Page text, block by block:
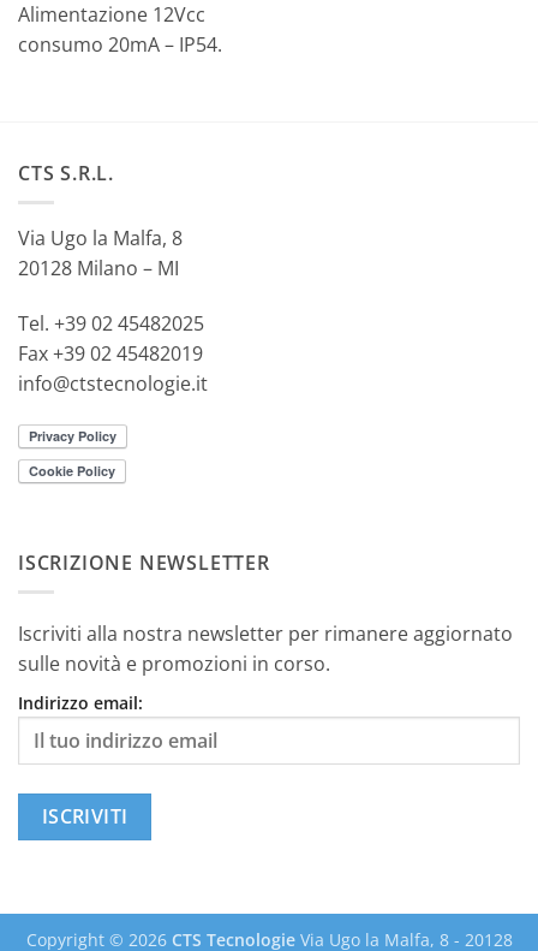
Alimentazione 12Vcc
consumo 20mA – IP54.
CTS S.R.L.
Via Ugo la Malfa, 8
20128 Milano – MI
Tel. +39 02 45482025
Fax +39 02 45482019
info@ctstecnologie.it
ISCRIZIONE NEWSLETTER
Iscriviti alla nostra newsletter per rimanere aggiornato
sulle novità e promozioni in corso.
Indirizzo email:
Copyright © 2026 CTS Tecnologie Via Ugo la Malfa, 8 - 20128